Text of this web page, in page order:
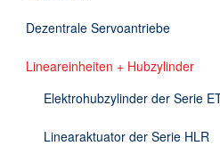
Dezentrale Servoantriebe
Lineareinheiten + Hubzylinder
Elektrohubzylinder der Serie
Linearaktuator der Serie HLR